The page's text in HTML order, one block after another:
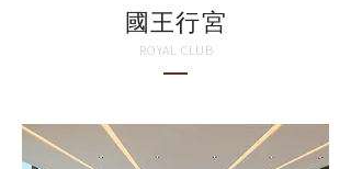
​國王行宮
ROYAL CLUB